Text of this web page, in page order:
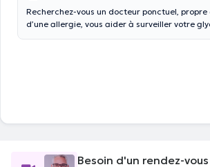
Recherchez-vous un docteur ponctuel,
d’une allergie, vous aider à surveiller votre
des Casernes 20) sur rendez-vous. Il réalise
Besoin d'un rendez-